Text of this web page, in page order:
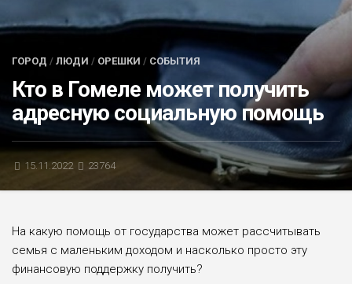
БЛИЦ-ОПРОС
АФИША
ГОРОД / ЛЮДИ / ОРЕШКИ / СОБЫТИЯ
Кто в Гомеле может получить
адресную социальную помощь
15.11.2022 23764
На какую помощь от государства может рассчитывать
семья с маленьким доходом и насколько просто эту
финансовую поддержку получить?